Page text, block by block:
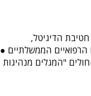
הדיגיטל,
הרפואיים הממשלתיים ●
"המגלים מנהיגות